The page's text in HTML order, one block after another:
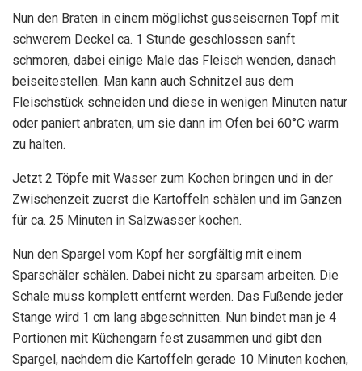
Nun den Braten in einem möglichst gusseisernen Topf mit
schwerem Deckel ca. 1 Stunde geschlossen sanft
schmoren, dabei einige Male das Fleisch wenden, danach
beiseitestellen. Man kann auch Schnitzel aus dem
Fleischstück schneiden und diese in wenigen Minuten natur
oder paniert anbraten, um sie dann im Ofen bei 60°C warm
zu halten.
Jetzt 2 Töpfe mit Wasser zum Kochen bringen und in der
Zwischenzeit zuerst die Kartoffeln schälen und im Ganzen
für ca. 25 Minuten in Salzwasser kochen.
Nun den Spargel vom Kopf her sorgfältig mit einem
Sparschäler schälen. Dabei nicht zu sparsam arbeiten. Die
Schale muss komplett entfernt werden. Das Fußende jeder
Stange wird 1 cm lang abgeschnitten. Nun bindet man je 4
Portionen mit Küchengarn fest zusammen und gibt den
Spargel, nachdem die Kartoffeln gerade 10 Minuten kochen,